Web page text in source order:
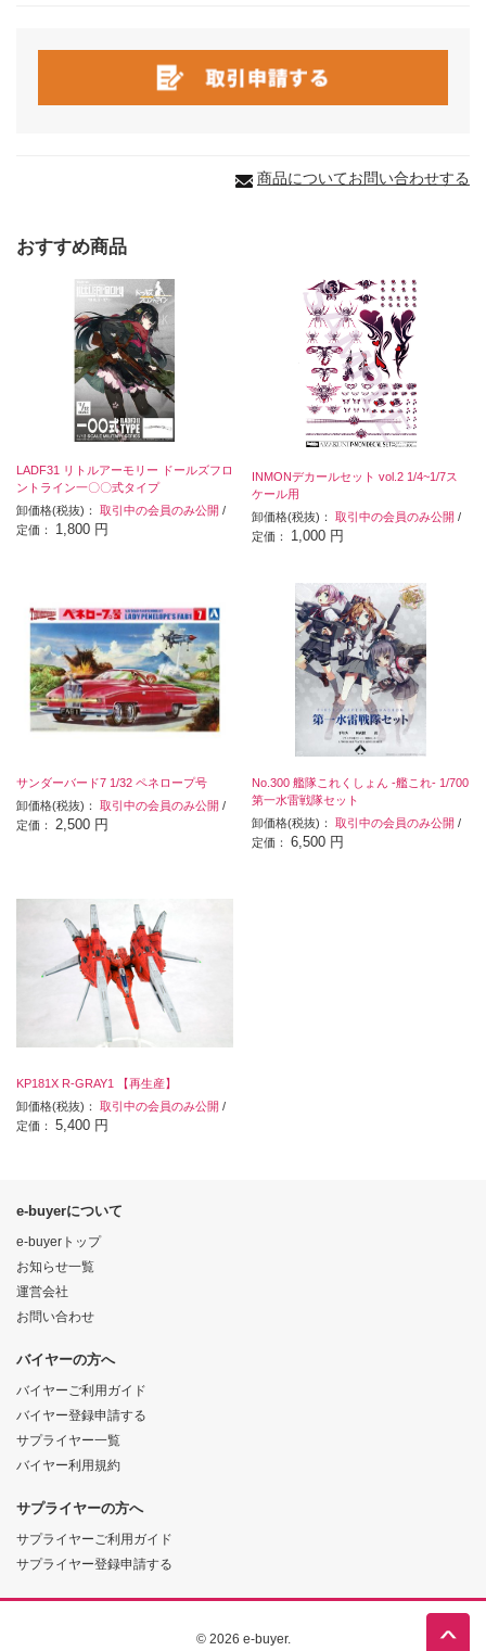
商品についてお問い合わせする
おすすめ商品
LADF31 リトルアーモリー ドールズフロ
ントライン一〇〇式タイプ
卸価格(税抜)： 取引中の会員のみ公開 /
定価： 1,800 円
INMONデカールセット vol.2 1/4~1/7ス
ケール用
卸価格(税抜)：取引中の会員のみ公開 /
定価： 1,000 円
サンダーバード7 1/32 ペネロープ号
卸価格(税抜)： 取引中の会員のみ公開 /
定価： 2,500 円
No.300 艦隊これくしょん -艦これ‐ 1/700
第一水雷戦隊セット
卸価格(税抜)：取引中の会員のみ公開 /
定価：6,500 円
KP181X R-GRAY1 【再生産】
卸価格(税抜)： 取引中の会員のみ公開 /
定価： 5,400 円
e-buyerについて
e-buyerトップ
お知らせ一覧
運営会社
お問い合わせ
バイヤーの方へ
バイヤーご利用ガイド
バイヤー登録申請する
サプライヤー一覧
バイヤー利用規約
サプライヤーの方へ
サプライヤーご利用ガイド
サプライヤー登録申請する
© 2026 e-buyer.